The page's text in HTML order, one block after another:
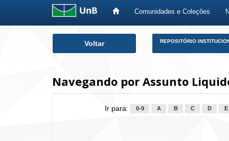
Comunidades e Coleções
Voltar REPOSITÓRIO
Navegando por Assunto
Ir para: 0-9 A B C D E